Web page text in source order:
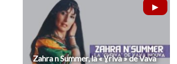
Zahra n Summer, la « Ɣriva » de Vava